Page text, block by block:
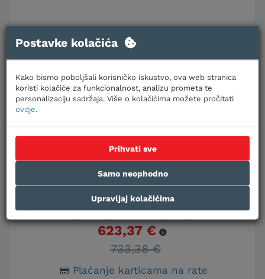
HITACHI KLIMA UREĐAJ RAK-DJ18RHAE/RAC-
AIR HOME 400 INVERTER - komplet bijela zidna
unutarnja i vanjska jedinica
623,37 €
733,38 €
Plaćanje karticama na rate
Postavke kolačića
Kako bismo poboljšali korisničko iskustvo, ova web stranica
koristi kolačiće za funkcionalnost, analizu prometa te
personalizaciju sadržaja. Više o kolačićima možete pročitati
ovdje.
Prihvati sve
Samo neophodno
Upravljaj kolačićima